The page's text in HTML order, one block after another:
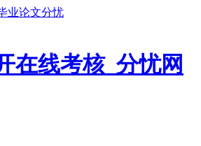
业论文分忧